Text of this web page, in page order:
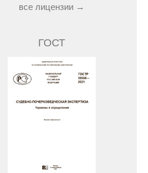
все лицензии →
ГОСТ